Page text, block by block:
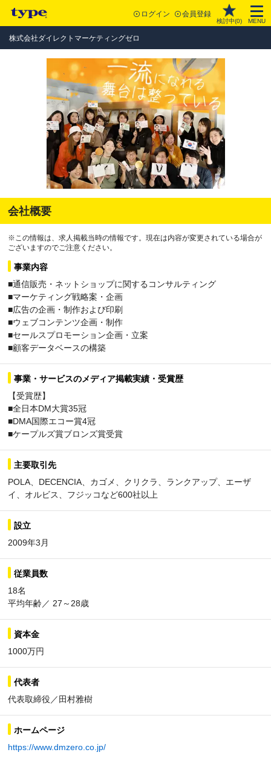
ログイン 会員登録
検討中(0) MENU
株式会社ダイレクトマーケティングゼロ
会社概要
※この情報は、求人掲載当時の情報です。現在は内容が変更されている場合が
ございますのでご注意ください。
事業内容
■通信販売・ネットショップに関するコンサルティング
■マーケティング戦略案・企画
■広告の企画・制作および印刷
■ウェブコンテンツ企画・制作
■セールスプロモーション企画・立案
■顧客データベースの構築
事業・サービスのメディア掲載実績・受賞歴
【受賞歴】
■全日本DM大賞35冠
■DMA国際エコー賞4冠
■ケープルズ賞ブロンズ賞受賞
主要取引先
POLA、DECENCIA、カゴメ、クリクラ、ランクアップ、エーザ
イ、オルビス、フジッコなど600社以上
設立
2009年3月
従業員数
18名
平均年齢／ 27～28歳
資本金
1000万円
代表者
代表取締役／田村雅樹
ホームページ
https://www.dmzero.co.jp/